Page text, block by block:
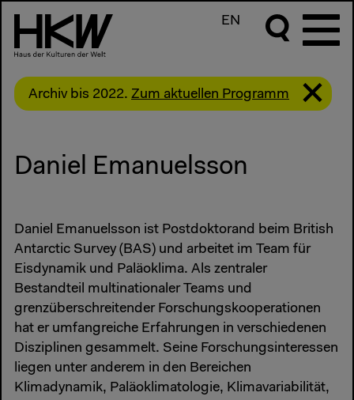
EN
Archiv bis 2022. Zum aktuellen Programm
Daniel Emanuelsson
Daniel Emanuelsson ist Postdoktorand beim British
Antarctic Survey (BAS) und arbeitet im Team für
Eisdynamik und Paläoklima. Als zentraler
Bestandteil multinationaler Teams und
grenzüberschreitender Forschungskooperationen
hat er umfangreiche Erfahrungen in verschiedenen
Disziplinen gesammelt. Seine Forschungsinteressen
liegen unter anderem in den Bereichen
Klimadynamik, Paläoklimatologie, Klimavariabilität,